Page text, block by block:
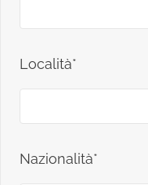
Località*
Nazionalità*